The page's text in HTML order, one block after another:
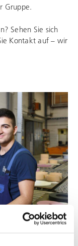
Gruppe.
Sehen Sie sich
Kontakt auf – wir